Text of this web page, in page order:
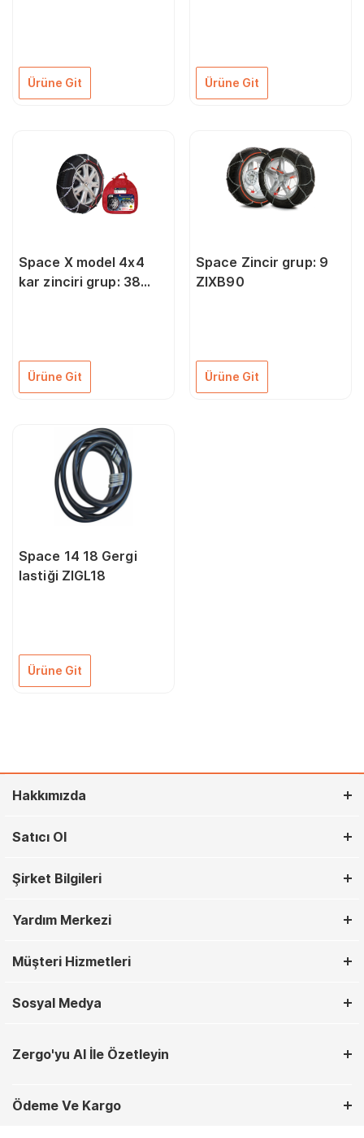
Ürüne Git Ürüne Git
Space X model 4x4
kar zinciri grup: 38
Ürüne Git
Space Zincir grup: 9
ZIXB90
Ürüne Git
Space 14 18 Gergi
lastiği ZIGL18
Ürüne Git
Hakkımızda
Satıcı Ol
Şirket Bilgileri
Yardım Merkezi
Müşteri Hizmetleri
Sosyal Medya
Zergo'yu AI İle Özetleyin
Ödeme Ve Kargo